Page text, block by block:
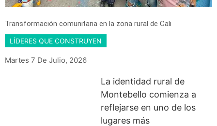
Transformación comunitaria en la zona rural de Cali
LÍDERES QUE CONSTRUYEN
Martes 7 De Julio, 2026
La identidad rural de
Montebello comienza a
reflejarse en uno de los
lugares más